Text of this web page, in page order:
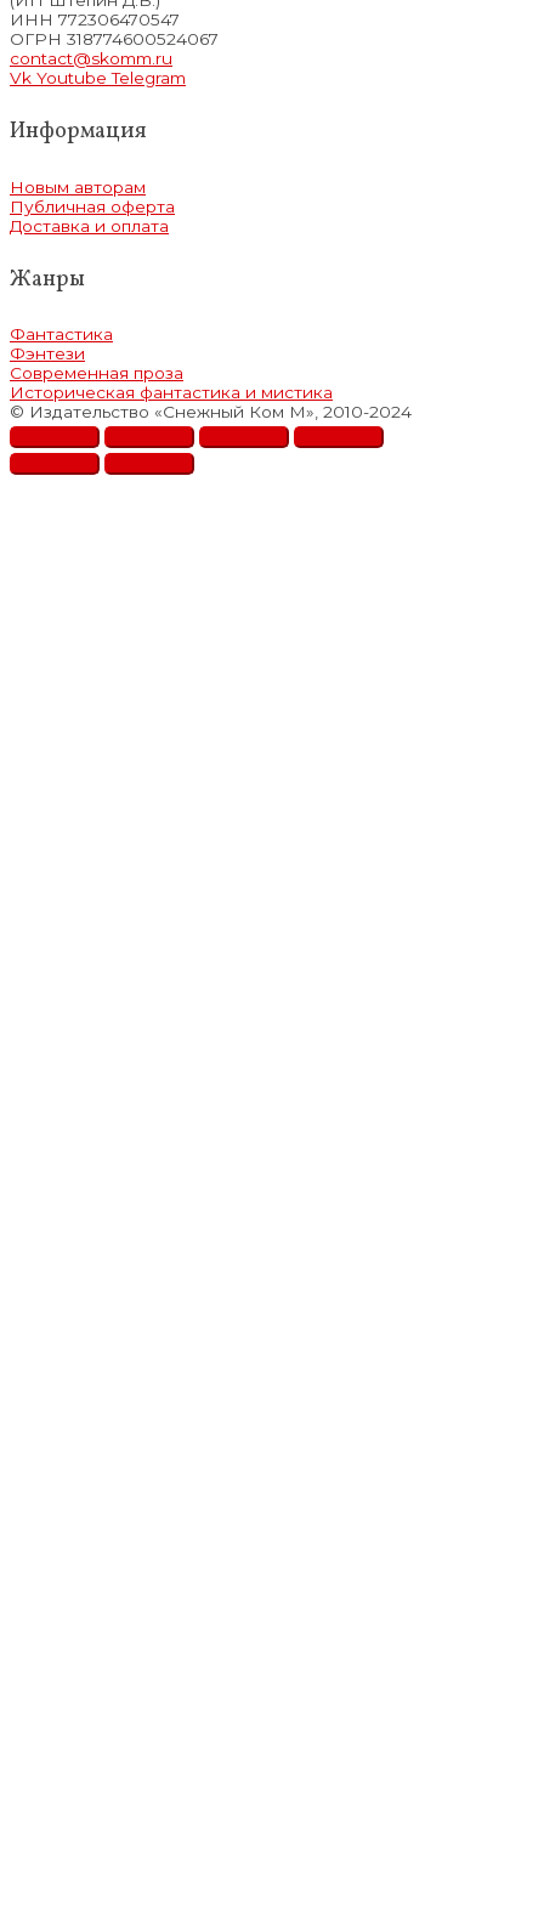
ИНН 772306470547
ОГРН 318774600524067
contact@skomm.ru
Vk Youtube Telegram
Информация
Новым авторам
Публичная оферта
Доставка и оплата
Жанры
Фантастика
Фэнтези
Современная проза
Историческая фантастика и мистика
© Издательство «Снежный Ком М», 2010-2024